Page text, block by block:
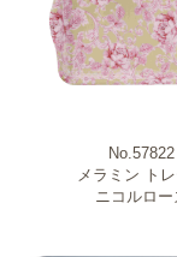
No.57822
メラミン トレ
ニコルロー